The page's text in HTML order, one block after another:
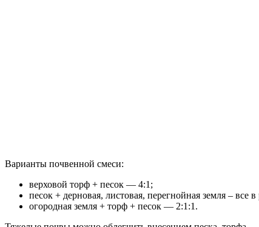
Варианты почвенной смеси:
верховой торф + песок — 4:1;
песок + дерновая, листовая, перегнойная земля – все
огородная земля + торф + песок — 2:1:1.